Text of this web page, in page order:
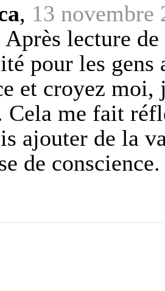
, 13 novembre
lecture
pour les gens
et croyez moi,
Cela me fait
ajouter de la
de conscience.